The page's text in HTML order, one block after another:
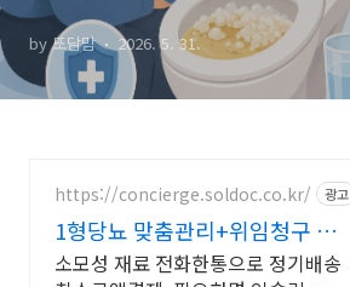
유
by 또담맘 2026. 5. 31.
https://concierge.soldoc.co.kr/ 광고
1형당뇨 맞춤관리+위임청구 재
처방 주기 무료알림
소모성 재료 전화한통으로 정기배송